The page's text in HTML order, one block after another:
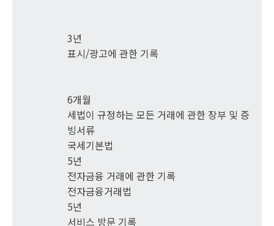
3년
표시/광고에 관한 기록
6개월
세법이 규정하는 모든 거래에 관한 장부 및 증
빙서류
국세기본법
5년
전자금융 거래에 관한 기록
전자금융거래법
5년
서비스 방문 기록